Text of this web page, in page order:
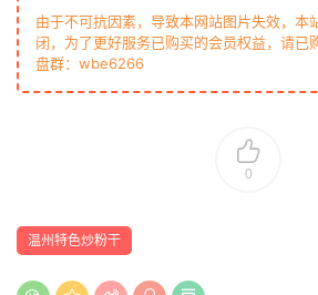
由于不可抗因素，导致本网站图片失效，
闭，为了更好服务已购买的会员权益，请已
盘群：wbe6266
0
温州特色炒粉干